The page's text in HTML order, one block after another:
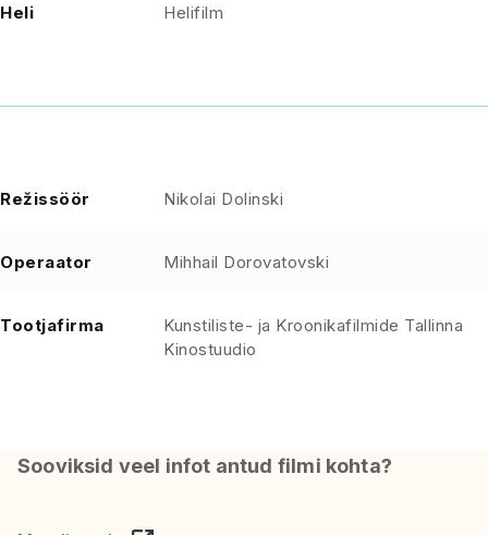
Heli Helifilm
Režissöör Nikolai Dolinski
Operaator Mihhail Dorovatovski
Tootjafirma
Kunstiliste- ja Kroonikafilmide Tallinna
Kinostuudio
Sooviksid veel infot antud filmi kohta?